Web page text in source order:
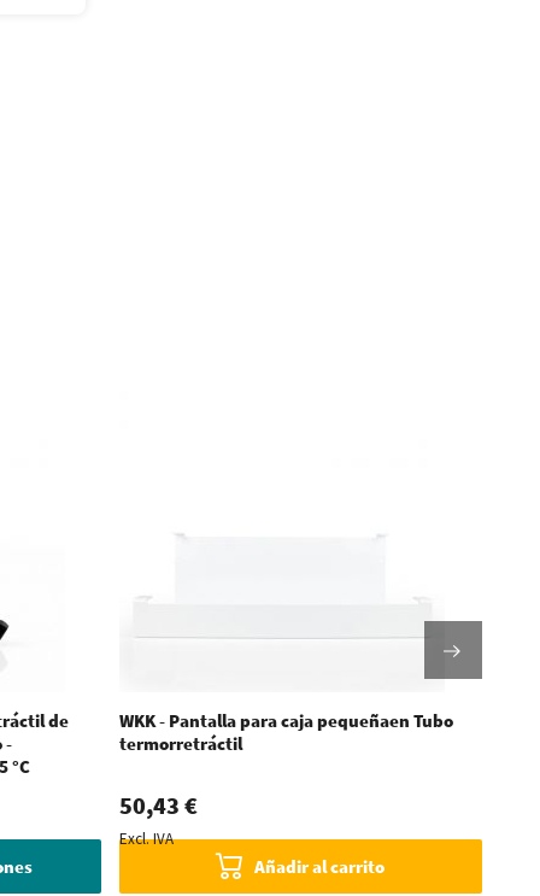
de
-
°C
WKK - Pantalla para caja pequeñaen Tubo
termorretráctil
50,43 €
Excl. IVA
Añadir al carrito